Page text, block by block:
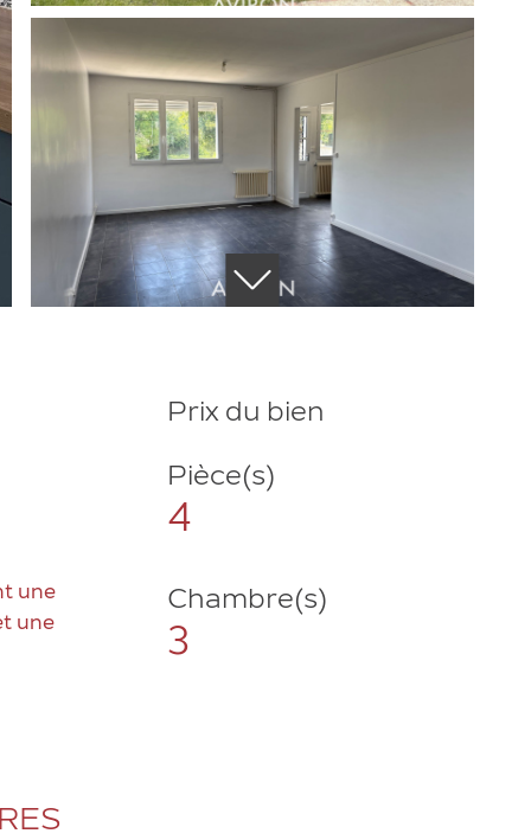
une
une
Prix du bien
Pièce(s)
4
Chambre(s)
3